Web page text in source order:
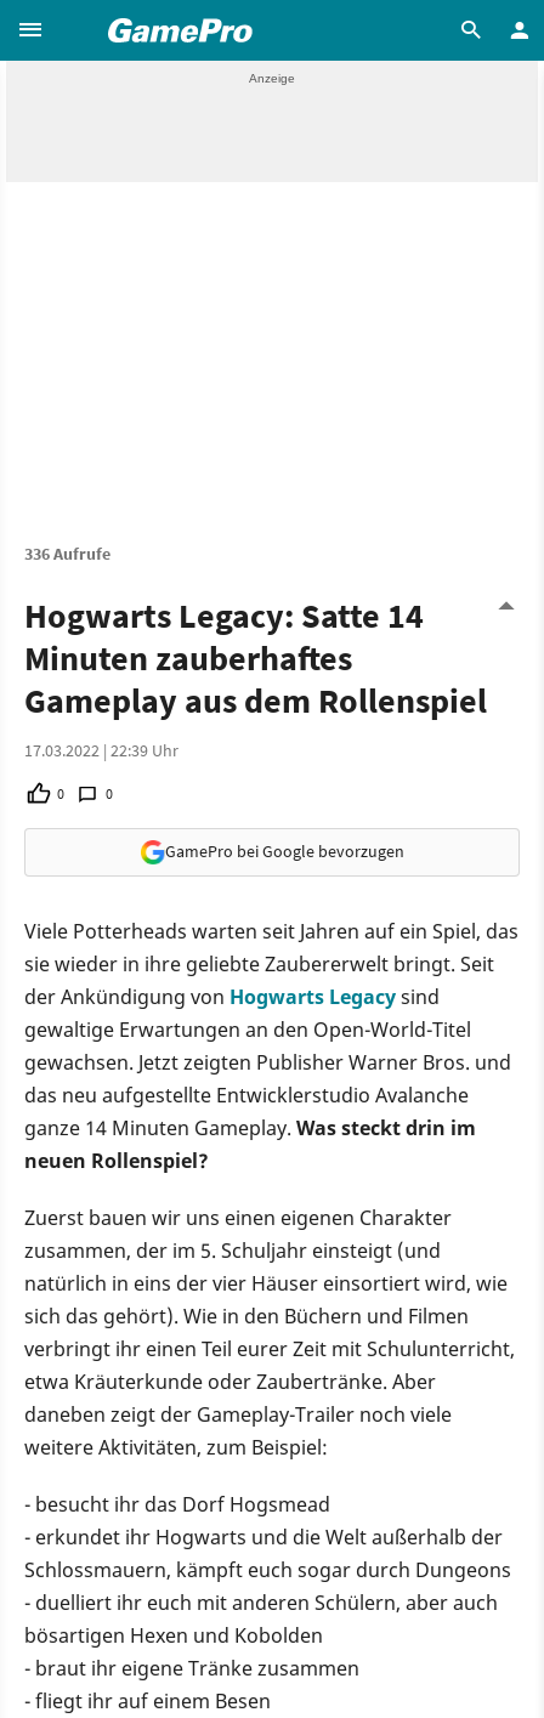
336 Aufrufe
Hogwarts Legacy: Satte 14
Minuten zauberhaftes
Gameplay aus dem Rollenspiel
17.03.2022 | 22:39 Uhr
0 0
GamePro bei Google bevorzugen
Viele Potterheads warten seit Jahren auf ein Spiel, das
sie wieder in ihre geliebte Zaubererwelt bringt. Seit
der Ankündigung von Hogwarts Legacysind
gewaltige Erwartungen an den Open-World-Titel
gewachsen. Jetzt zeigten Publisher Warner Bros. und
das neu aufgestellte Entwicklerstudio Avalanche
ganze 14 Minuten Gameplay. Was steckt drin im
neuen Rollenspiel?
Zuerst bauen wir uns einen eigenen Charakter
zusammen, der im 5. Schuljahr einsteigt (und
natürlich in eins der vier Häuser einsortiert wird, wie
sich das gehört). Wie in den Büchern und Filmen
verbringt ihr einen Teil eurer Zeit mit Schulunterricht,
etwa Kräuterkunde oder Zaubertränke. Aber
daneben zeigt der Gameplay-Trailer noch viele
weitere Aktivitäten, zum Beispiel:
- besucht ihr das Dorf Hogsmead
- erkundet ihr Hogwarts und die Welt außerhalb der
Schlossmauern, kämpft euch sogar durch Dungeons
- duelliert ihr euch mit anderen Schülern, aber auch
bösartigen Hexen und Kobolden
- braut ihr eigene Tränke zusammen
- fliegt ihr auf einem Besen